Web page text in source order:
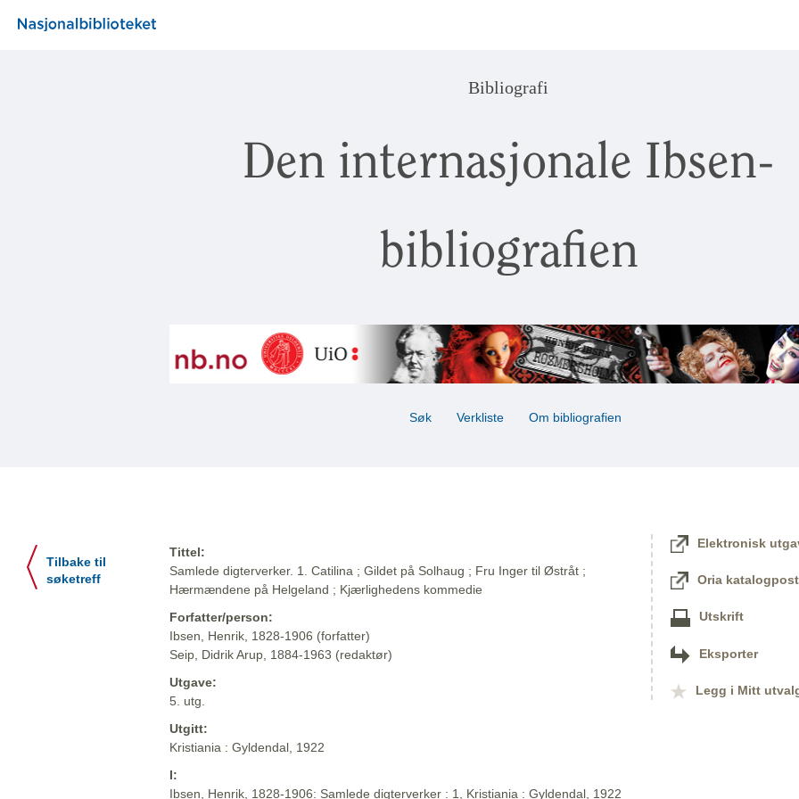
Bibliografi
Den internasjonale Ibsen-
bibliografien
Søk Verkliste Om bibliografien
Tilbake til
søketreff
Tittel:
Samlede digterverker. 1. Catilina ; Gildet på Solhaug ; Fru Inger til Østråt ;
Hærmændene på Helgeland ; Kjærlighedens kommedie
Forfatter/person:
Ibsen, Henrik, 1828-1906 (forfatter)
Seip, Didrik Arup, 1884-1963 (redaktør)
Utgave:
5. utg.
Utgitt:
Kristiania : Gyldendal, 1922
I:
Ibsen, Henrik, 1828-1906: Samlede digterverker : 1, Kristiania : Gyldendal, 1922
Elektronisk
Oria katalogpost
Utskrift
Eksporter
Legg i Mitt